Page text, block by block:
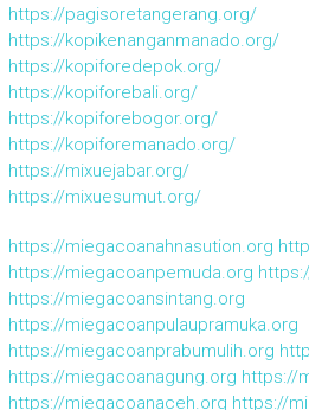
https://pagisoretangerang.org/
https://kopikenanganmanado.org/
https://kopiforedepok.org/
https://kopiforebali.org/
https://kopiforebogor.org/
https://kopiforemanado.org/
https://mixuejabar.org/
https://mixuesumut.org/
https://miegacoanahnasution.org
https://miegacoanpemuda.org
https://miegacoansintang.org
https://miegacoanpulaupramuka.org
https://miegacoanprabumulih.org
https://miegacoanagung.org https://
https://miegacoanaceh.org https://